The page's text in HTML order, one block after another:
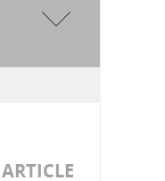
ARTICLE